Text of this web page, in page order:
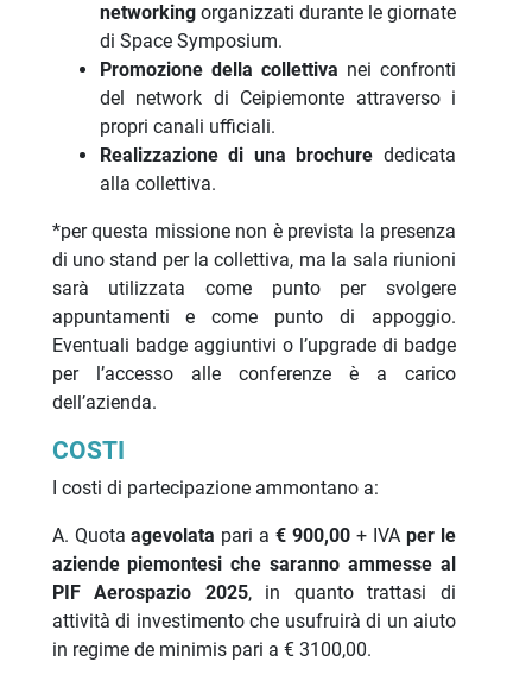
networking organizzati durante le giornate
di Space Symposium.
Promozione della collettiva nei confronti
del network di Ceipiemonte attraverso i
propri canali ufficiali.
Realizzazione di una brochure dedicata
alla collettiva.
*per questa missione non è prevista la presenza
di uno stand per la collettiva, ma la sala riunioni
sarà utilizzata come punto per svolgere
appuntamenti e come punto di appoggio.
Eventuali badge aggiuntivi o l’upgrade di badge
per l’accesso alle conferenze è a carico
dell’azienda.
COSTI
I costi di partecipazione ammontano a:
A. Quota agevolata pari a € 900,00+ IVAper le
aziende piemontesiche saranno ammesse al
PIF Aerospazio 2025, in quanto trattasi di
attività di investimento che usufruirà di un aiuto
in regime de minimis pari a € 3100,00.